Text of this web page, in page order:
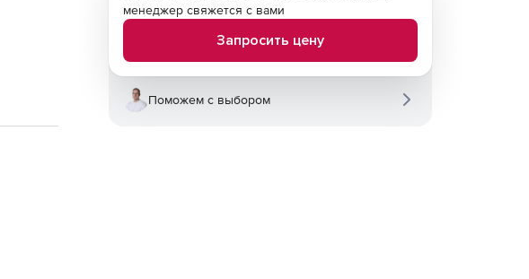
менеджер свяжется с вами
Запросить цену
Поможем с выбором